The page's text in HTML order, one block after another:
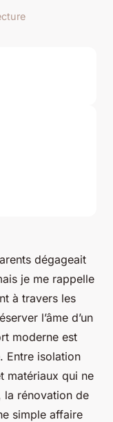
dégageait
je me rappelle
à travers les
l’âme d’un
moderne est
Entre isolation
matériaux qui ne
la rénovation de
simple affaire